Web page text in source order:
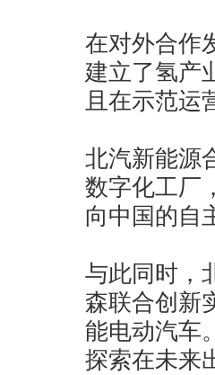
在对外合作
建立了氢产
且在示范运
北汽新能源
数字化工厂
向中国的自
与此同时，
森联合创新
能电动汽车
探索在未来